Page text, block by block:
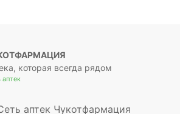
которая всегда рядом
аптек
аптек Чукотфармация